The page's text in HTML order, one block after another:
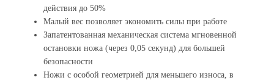
действия до 50%
Малый вес позволяет экономить силы при работе
Запатентованная механическая система мгновенной
остановки ножа (через 0,05 секунд) для большей
безопасности
Ножи с особой геометрией для меньшего износа, в